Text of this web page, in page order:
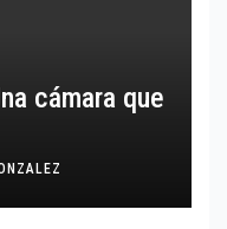
cámara que